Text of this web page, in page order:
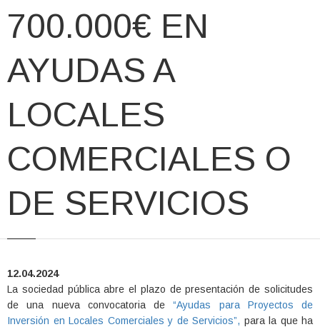
700.000€ EN
AYUDAS A
LOCALES
COMERCIALES O
DE SERVICIOS
12.04.2024
La sociedad pública abre el plazo de presentación de solicitudes
de una nueva convocatoria de “Ayudas para Proyectos de
Inversión en Locales Comerciales y de Servicios”, para la que ha